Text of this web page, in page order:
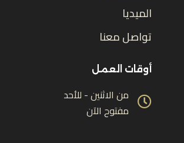
الميديا
تواصل معنا
أوقات العمل
من الاثنين - للأحد
مفتوح الآن